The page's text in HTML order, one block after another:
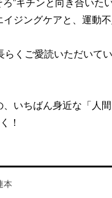
ろ”キチンと向き合いた
ジングケアと、運動不
くご愛読いただいて
いちばん身近な「人間
！
本